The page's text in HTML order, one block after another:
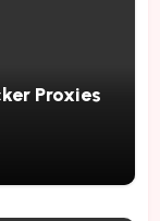
Proxies